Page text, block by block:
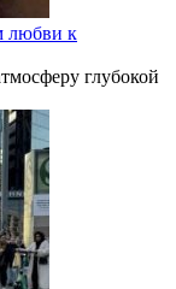
любви к
глубокой